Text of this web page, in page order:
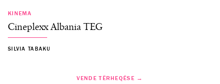
KINEMA
Cineplexx Albania TEG
SILVIA TABAKU
VENDE TËRHEQËSE →